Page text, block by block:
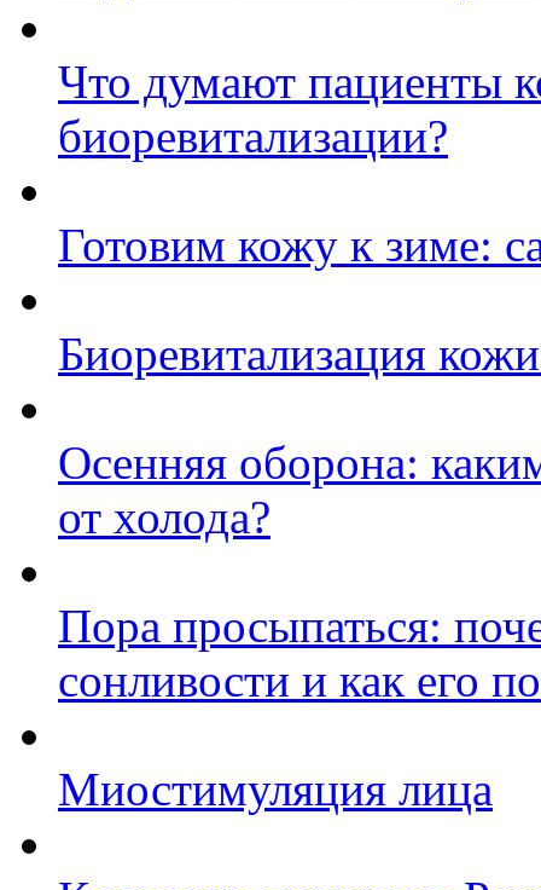
Что думают пациенты
биоревитализации?
Готовим кожу к зиме:
Биоревитализация
Осенняя оборона:
от холода?
Пора просыпаться:
сонливости и как его
Миостимуляция лица